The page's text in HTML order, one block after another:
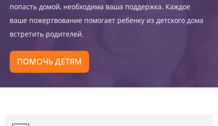
попасть домой, необходима ваша поддержка. Каждое
ваше пожертвование помогает ребенку из детского дома
встретить родителей.
ПОМОЧЬ ДЕТЯМ